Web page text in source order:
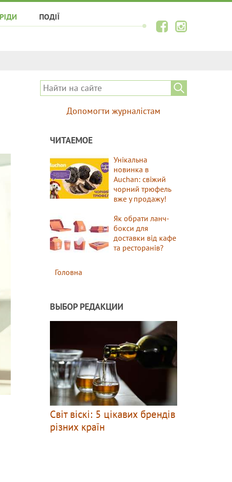
ПОДІЇ
Допомогти журналістам
ЧИТАЕМОЕ
Унікальна
новинка в
Auchan: свіжий
чорний трюфель
вже у продажу!
Як обрати ланч-
бокси для
доставки від кафе
та ресторанів?
Головна
ВЫБОР РЕДАКЦИИ
Світ віскі: 5 цікавих брендів
різних країн